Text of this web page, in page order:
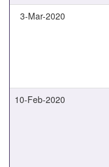
3-Mar-2020
10-Feb-2020